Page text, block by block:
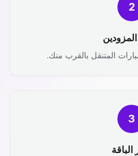
2
المتنقل بالقرب منك.
3
الباقة